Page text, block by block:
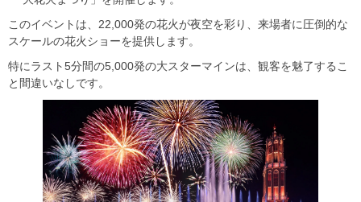
このイベントは、22,000発の花火が夜空を彩り、来場者に圧倒的な
スケールの花火ショーを提供します。
特にラスト5分間の5,000発の大スターマインは、観客を魅了するこ
と間違いなしです。